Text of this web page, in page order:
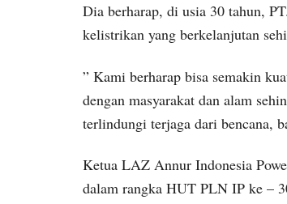
Dia berharap, di usia 30 tahun,
kelistrikan yang berkelanjutan
” Kami berharap bisa semakin
dengan masyarakat dan alam
terlindungi terjaga dari bencana,
Ketua LAZ Annur Indonesia
dalam rangka HUT PLN IP ke –